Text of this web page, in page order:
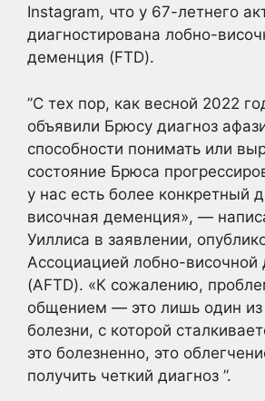
Instagram, что у 67-летнего
диагностирована лобно-
деменция (FTD).
”С тех пор, как весной 2022
объявили Брюсу диагноз
способности понимать или
состояние Брюса
у нас есть более конкретный
височная деменция», —
Уиллиса в заявлении,
Ассоциацией лобно-височной
(AFTD). «К сожалению,
общением — это лишь один
болезни, с которой
это болезненно, это
получить четкий диагноз ”.